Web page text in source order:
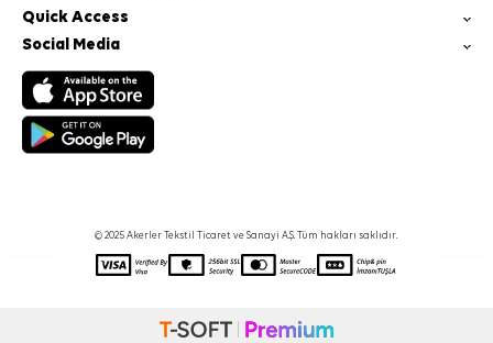
Quick Access
Social Media
© 2025 Akerler Tekstil Ticaret ve Sanayi A.Ş. Tüm hakları saklıdır.